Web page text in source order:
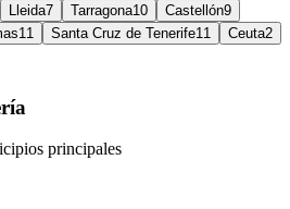
Lleida7 Tarragona10 Castellón9
11 Santa Cruz de Tenerife11 Ceuta2
principales